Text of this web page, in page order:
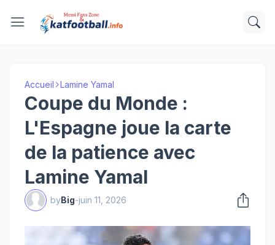
Accueil Lamine Yamal
Coupe du Monde :
L'Espagne joue la carte
de la patience avec
Lamine Yamal
byBig-juin 11, 2026